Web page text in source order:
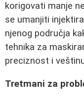
korigovati manje
se umanjiti
njenog područja
tehnika za
preciznost i
Tretmani za